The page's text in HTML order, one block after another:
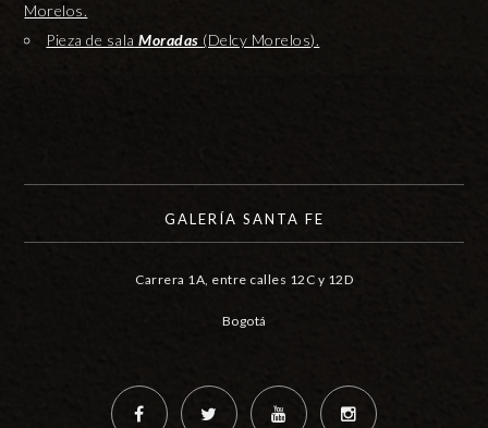
Morelos.
Pieza de sala Moradas (Delcy Morelos).
GALERÍA SANTA FE
Carrera 1A, entre calles 12C y 12D
Bogotá